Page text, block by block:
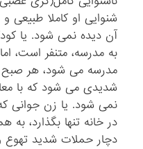
شنوایی او کاملا
آن دیده نمی شود. یا
به مدرسه، متنفر است،
مدرسه می شود، هر صبح
شدیدی می شود که با
نمی شود. یا زن جوانی
در خانه تنها بگذارد، به
دچار حملات شدید تهوع